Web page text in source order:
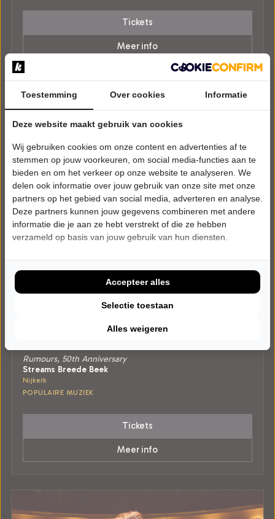
Tickets
Meer info
ZATERDAG 6 FEBRUARI 2027 • 20:15 UUR
Rumours, 50th Anniversary
Streams Breede Beek
Nijkerk
POPULAIRE MUZIEK
Tickets
Meer info
Toestemming Over cookies Informatie
Deze website maakt gebruik van cookies
Wij gebruiken cookies om onze content en advertenties af te
stemmen op jouw voorkeuren, om social media-functies aan te
bieden en om het verkeer op onze website te analyseren. We
delen ook informatie over jouw gebruik van onze site met onze
partners op het gebied van social media, adverteren en analyse.
Deze partners kunnen jouw gegevens combineren met andere
informatie die je aan ze hebt verstrekt of die ze hebben
verzameld op basis van jouw gebruik van hun diensten.
Alles weigeren
Selectie toestaan
Accepteer alles